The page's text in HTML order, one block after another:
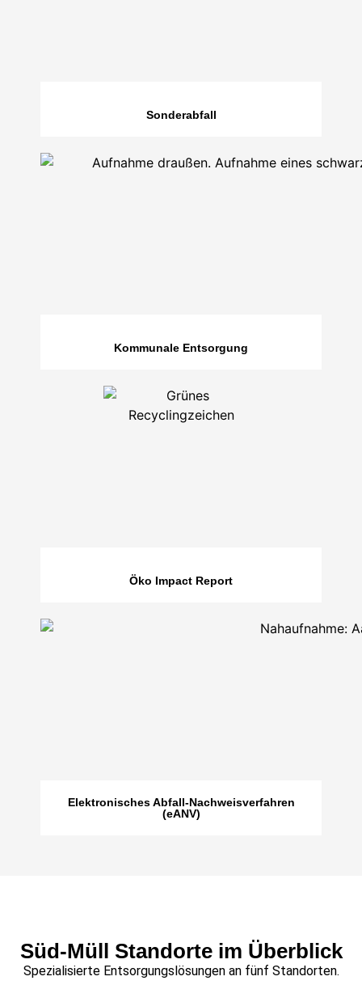
Sonderabfall
Kommunale Entsorgung
Öko Impact Report
Elektronisches Abfall-Nachweisverfahren
(eANV)
Süd-Müll Standorte im Überblick​
Spezialisierte Entsorgungslösungen an fünf Standorten.